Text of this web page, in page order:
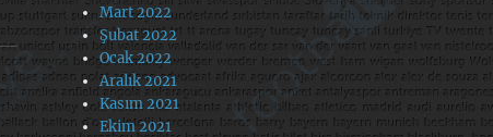
Mart 2022
Şubat 2022
Ocak 2022
Aralık 2021
Kasım 2021
Ekim 2021